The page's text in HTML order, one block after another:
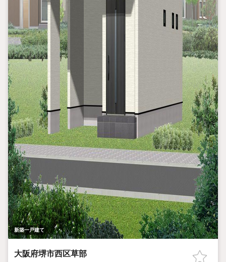
新築一戸建て
大阪府堺市西区草部